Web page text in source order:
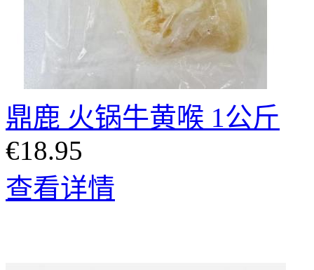
鼎鹿 火锅牛黄喉 1公斤
€18.95
查看详情